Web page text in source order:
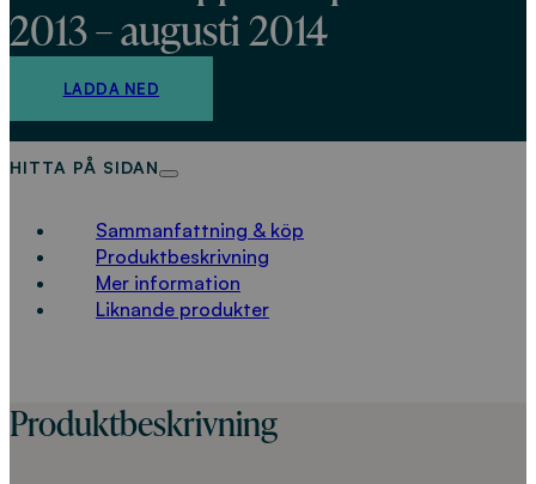
2013 – augusti 2014
LADDA NED
HITTA PÅ SIDAN
Sammanfattning & köp
Produktbeskrivning
Mer information
Liknande produkter
Produktbeskrivning